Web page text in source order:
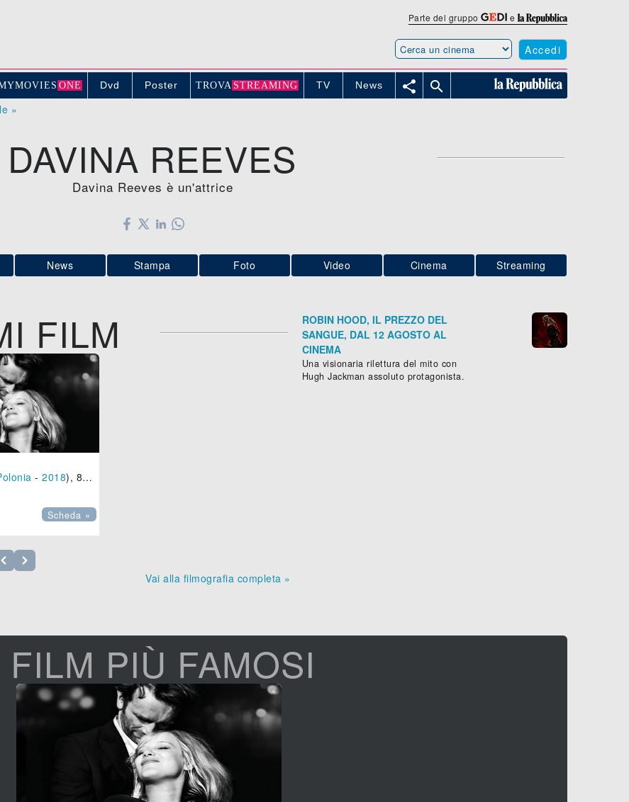
Parte del gruppo e
Accedi
S ONE Dvd Poster TROVA STREAMING TV News  
»
DAVINA REEVES
Davina Reeves è un'attrice
News Stampa Foto Video Cinema Streaming
FILM
-2018), 85 min.
Scheda »
Vai alla filmografia completa »
ROBIN HOOD, IL PREZZO DEL
SANGUE, DAL 12 AGOSTO AL
CINEMA
Una visionaria rilettura del mito con
Hugh Jackman assoluto protagonista.
FILM PIÙ FAMOSI